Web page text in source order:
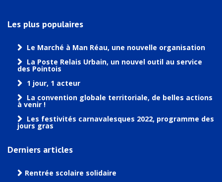
Les plus populaires
Le Marché à Man Réau, une nouvelle organisation
La Poste Relais Urbain, un nouvel outil au service
des Pointois
1 jour, 1 acteur
La convention globale territoriale, de belles actions
à venir !
Les festivités carnavalesques 2022, programme des
jours gras
Derniers articles
Rentrée scolaire solidaire